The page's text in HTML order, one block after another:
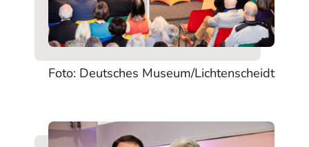
Foto: Deutsches Museum/Lichtenscheidt